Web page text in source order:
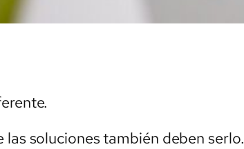
las soluciones también deben serlo.